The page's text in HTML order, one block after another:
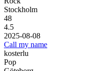
Stockholm
48
4.5
2025-08-08
Call my name
kosterlu
Pop